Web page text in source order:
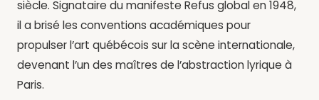
siècle. Signataire du manifeste Refus global en 1948,
il a brisé les conventions académiques pour
propulser l’art québécois sur la scène internationale,
devenant l’un des maîtres de l’abstraction lyrique à
Paris.